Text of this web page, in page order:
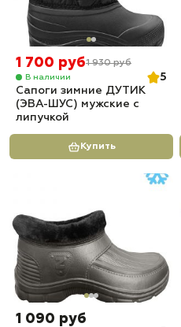
1 700 руб1 930 руб
В наличии
5
Сапоги зимние ДУТИК
(ЭВА-ШУС) мужские с
липучкой
Купить
1 090 руб